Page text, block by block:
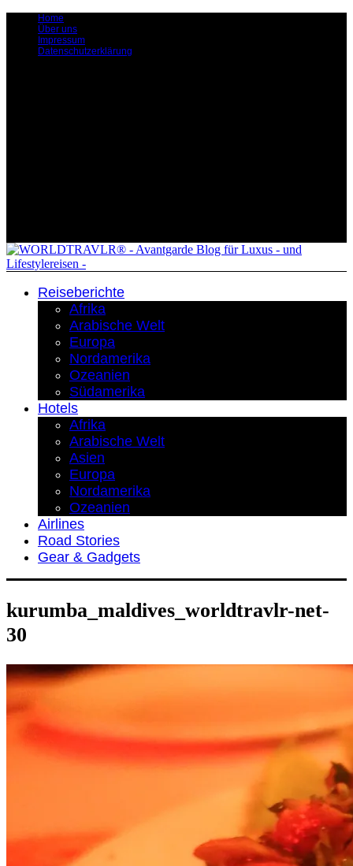
Home
Über uns
Impressum
Datenschutzerklärung
Reiseberichte
Afrika
Arabische Welt
Europa
Nordamerika
Ozeanien
Südamerika
Hotels
Afrika
Arabische Welt
Asien
Europa
Nordamerika
Ozeanien
Airlines
Road Stories
Gear & Gadgets
kurumba_maldives_worldtravlr-net-
30